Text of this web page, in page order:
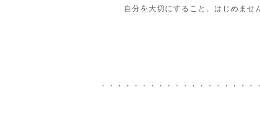
自分を大切にすること、はじめませ
・・・・・・・・・・・・・・・・・・・